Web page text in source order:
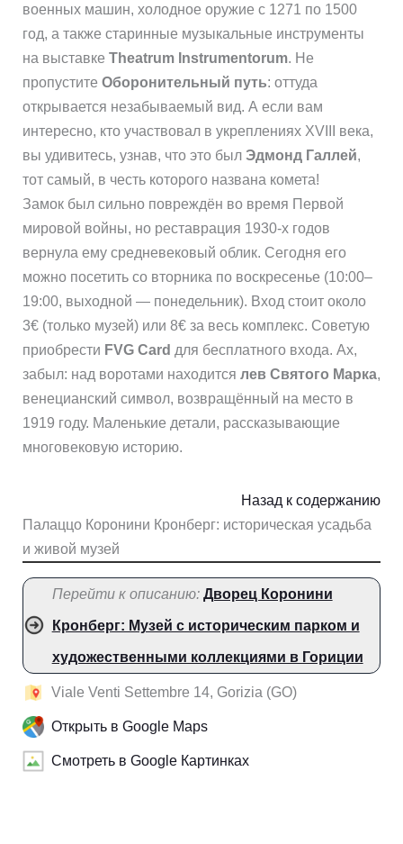
военных машин, холодное оружие с 1271 по 1500
год, а также старинные музыкальные инструменты
на выставке Theatrum Instrumentorum. Не
пропустите Оборонительный путь: оттуда
открывается незабываемый вид. А если вам
интересно, кто участвовал в укреплениях XVIII века,
вы удивитесь, узнав, что это был Эдмонд Галлей,
тот самый, в честь которого названа комета!
Замок был сильно повреждён во время Первой
мировой войны, но реставрация 1930-х годов
вернула ему средневековый облик. Сегодня его
можно посетить со вторника по воскресенье (10:00–
19:00, выходной — понедельник). Вход стоит около
3€ (только музей) или 8€ за весь комплекс. Советую
приобрести FVG Card для бесплатного входа. Ах,
забыл: над воротами находится лев Святого Марка,
венецианский символ, возвращённый на место в
1919 году. Маленькие детали, рассказывающие
многовековую историю.
Палаццо Корoнини Кронберг: историческая усадьба
и живой музей
Назад к содержанию
Перейти к описанию: Дворец Коронини
Кронберг: Музей с историческим парком и
художественными коллекциями в Гориции
Viale Venti Settembre 14, Gorizia (GO)
Открыть в Google Maps
Смотреть в Google Картинках